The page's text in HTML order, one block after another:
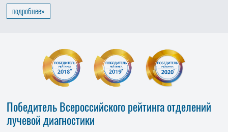
подробнее»
Победитель Всероссийского рейтинга отделений
лучевой диагностики